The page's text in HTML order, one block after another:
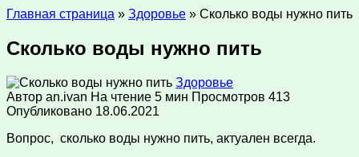
Главная страница » Здоровье » Сколько воды нужно пить
Сколько воды нужно пить
Здоровье
Автор an.ivan На чтение 5 мин Просмотров 413
Опубликовано 18.06.2021
Вопрос, сколько воды нужно пить, актуален всегда.